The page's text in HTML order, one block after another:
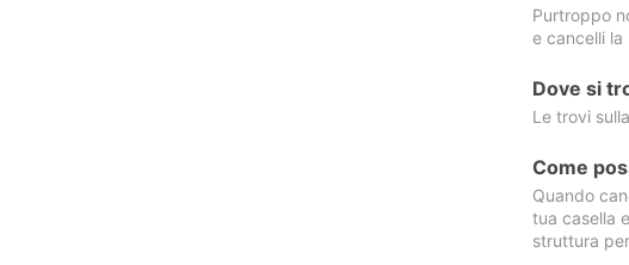
Purtroppo
e cancelli
Dove si
Le trovi
Come
Quando
tua casella
struttura